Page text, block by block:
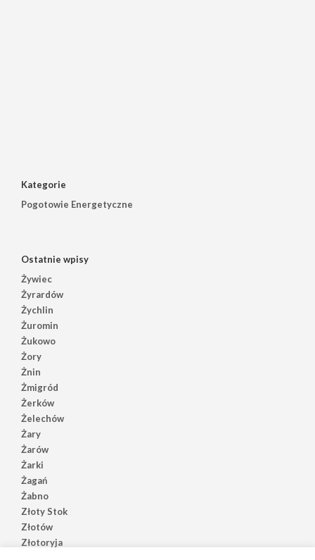
Kategorie
Pogotowie Energetyczne
Ostatnie wpisy
Żywiec
Żyrardów
Żychlin
Żuromin
Żukowo
Żory
Żnin
Żmigród
Żerków
Żelechów
Żary
Żarów
Żarki
Żagań
Żabno
Złoty Stok
Złotów
Złotoryja